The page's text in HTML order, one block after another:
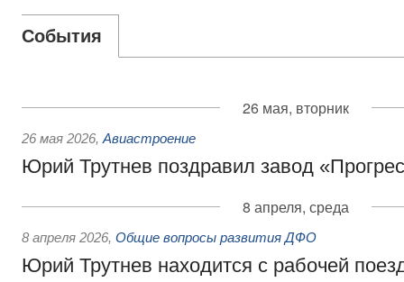
События
26 мая, вторник
26 мая 2026, Авиастроение
Юрий Трутнев поздравил завод
8 апреля, среда
8 апреля 2026, Общие вопросы развития ДФО
Юрий Трутнев находится с рабочей